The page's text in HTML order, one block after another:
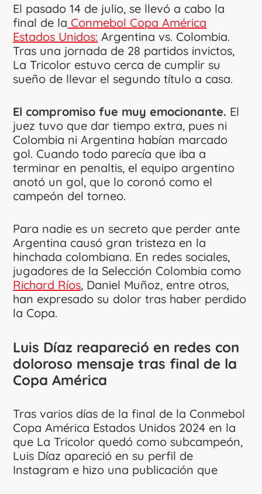
El pasado 14 de julio, se llevó a cabo la
final de la Conmebol Copa América
Estados Unidos: Argentina vs. Colombia.
Tras una jornada de 28 partidos invictos,
La Tricolor estuvo cerca de cumplir su
sueño de llevar el segundo título a casa.
El compromiso fue muy emocionante. El
juez tuvo que dar tiempo extra, pues ni
Colombia ni Argentina habían marcado
gol. Cuando todo parecía que iba a
terminar en penaltis, el equipo argentino
anotó un gol, que lo coronó como el
campeón del torneo.
Para nadie es un secreto que perder ante
Argentina causó gran tristeza en la
hinchada colombiana. En redes sociales,
jugadores de la Selección Colombia como
Richard Ríos, Daniel Muñoz, entre otros,
han expresado su dolor tras haber perdido
la Copa.
Luis Díaz reapareció en redes con
doloroso mensaje tras final de la
Copa América
Tras varios días de la final de la Conmebol
Copa América Estados Unidos 2024 en la
que La Tricolor quedó como subcampeón,
Luis Díaz apareció en su perfil de
Instagram e hizo una publicación que